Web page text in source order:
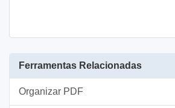
Ferramentas Relacionadas
Organizar PDF